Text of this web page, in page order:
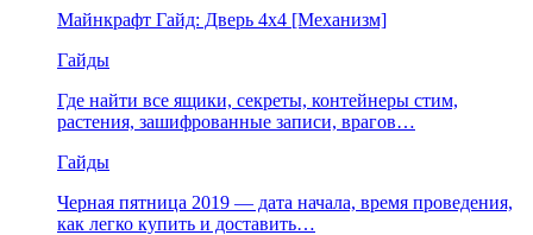
Майнкрафт Гайд: Дверь 4х4 [Механизм]
Гайды
Где найти все ящики, секреты, контейнеры стим,
растения, зашифрованные записи, врагов…
Гайды
Черная пятница 2019 — дата начала, время проведения,
как легко купить и доставить…